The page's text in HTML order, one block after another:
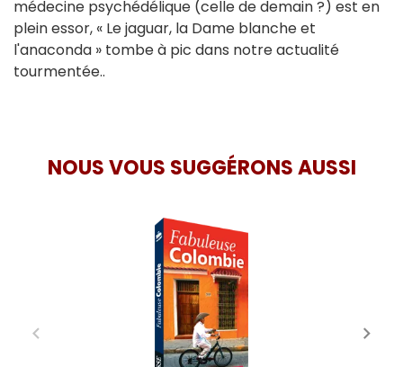
médecine psychédélique (celle de demain ?) est en
plein essor, « Le jaguar, la Dame blanche et
l'anaconda » tombe à pic dans notre actualité
tourmentée..
NOUS VOUS SUGGÉRONS AUSSI